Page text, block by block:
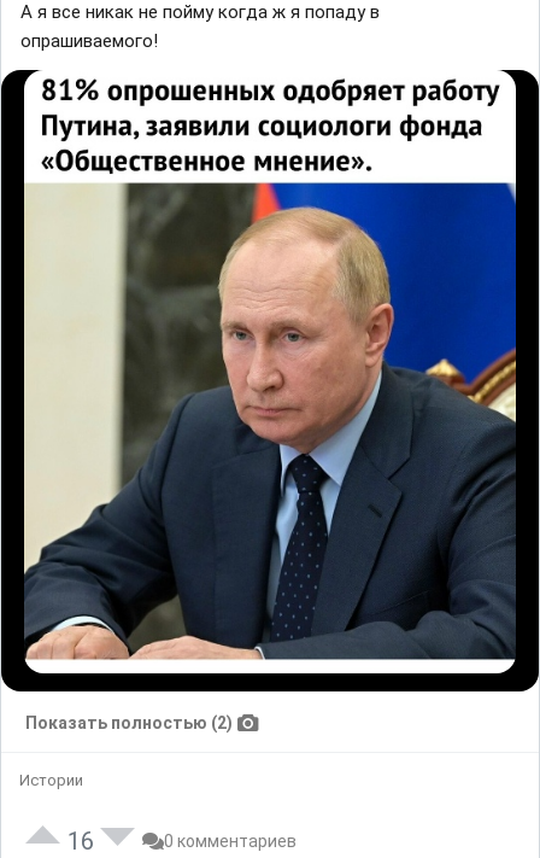
А я все никак не пойму когда ж я попаду в
опрашиваемого!
Показать полностью (2)
Истории
16 0 комментариев